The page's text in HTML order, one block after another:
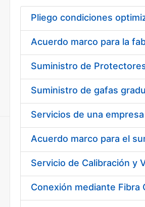
Erakutsi/Ezkutatu
Erakutsi/Ezkutatu
Pliego condiciones
Acuerdo marco para la
Acuerdo marco para el